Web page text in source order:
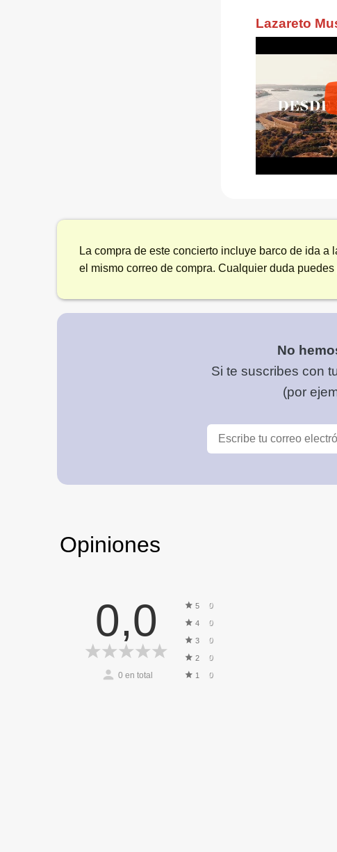
La compra de este concierto incluye barco de ida
el mismo correo de compra. Cualquier duda
No
Si te suscribes con
(por
Opiniones
0,0
0 en total
5 0
4 0
3 0
2 0
1 0